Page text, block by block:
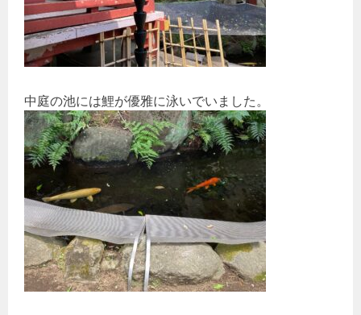
中庭の池には鯉が優雅に泳いでいました。